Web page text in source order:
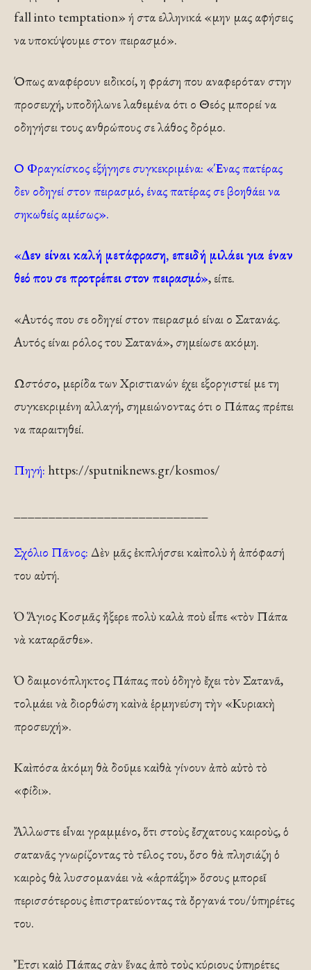
fall into temptation» ή στα ελληνικά «μην μας αφήσεις
να υποκύψουμε στον πειρασμό».
Όπως αναφέρουν ειδικοί, η φράση που αναφερόταν στην
προσευχή, υποδήλωνε λαθεμένα ότι ο Θεός μπορεί να
οδηγήσει τους ανθρώπους σε λάθος δρόμο.
Ο Φραγκίσκος εξήγησε συγκεκριμένα: «Ένας πατέρας
δεν οδηγεί στον πειρασμό, ένας πατέρας σε βοηθάει να
σηκωθείς αμέσως».
«Δεν είναι καλή μετάφραση, επειδή μιλάει για έναν
θεό που σε προτρέπει στον πειρασμό», είπε.
«Αυτός που σε οδηγεί στον πειρασμό είναι ο Σατανάς.
Αυτός είναι ρόλος του Σατανά», σημείωσε ακόμη.
Ωστόσο, μερίδα των Χριστιανών έχει εξοργιστεί με τη
συγκεκριμένη αλλαγή, σημειώνοντας ότι ο Πάπας πρέπει
να παραιτηθεί.
Πηγή: https://sputniknews.gr/kosmos/
Σχόλιο Πᾶνος: Δὲν μᾶς ἐκπλήσσει καὶ πολὺ ἡ ἀπόφασή
του αὐτή.
Ὁ Ἅγιος Κοσμᾶς ἤξερε πολὺ καλὰ ποὺ εἶπε «τὸν Πάπα
νὰ καταρᾶσθε».
Ὁ δαιμονόπληκτος Πάπας ποὺ ὁδηγὸ ἔχει τὸν Σατανᾶ,
τολμάει νὰ διορθώση καὶ νὰ ἑρμηνεύση τὴν «Κυριακὴ
προσευχή».
Καὶ πόσα ἀκόμη θὰ δοῦμε καὶ θὰ γίνουν ἀπὸ αὐτὸ τὸ
«φίδι».
Ἄλλωστε εἶναι γραμμένο, ὅτι στοὺς ἔσχατους καιροὺς, ὁ
σατανᾶς γνωρίζοντας τὸ τέλος του, ὅσο θὰ πλησιάζη ὁ
καιρὸς θὰ λυσσομανάει νὰ «ἁρπάξη» ὅσους μπορεῖ
περισσότερους ἐπιστρατεύοντας τὰ ὄργανά του/ὑπηρέτες
του.
Ἔτσι καὶ ὁ Πάπας σὰν ἕνας ἀπὸ τοὺς κύριους ὑπηρέτες